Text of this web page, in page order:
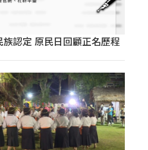
認定 原民日回顧正名歷程